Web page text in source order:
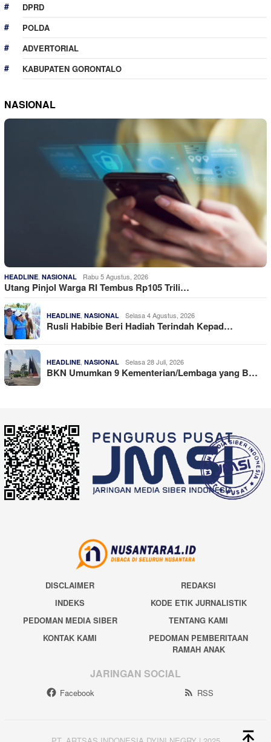
DPRD
POLDA
ADVERTORIAL
KABUPATEN GORONTALO
NASIONAL
HEADLINE NASIONAL Rabu 5 Agustus, 2026
Utang Pinjol Warga RI Tembus Rp105 Trili…
HEADLINE NASIONAL Selasa 4 Agustus, 2026
Rusli Habibie Beri Hadiah Terindah Kepad…
HEADLINE NASIONAL Selasa 28 Juli, 2026
BKN Umumkan 9 Kementerian/Lembaga yang B…
DISCLAIMER
REDAKSI
INDEKS
KODE ETIK JURNALISTIK
PEDOMAN MEDIA SIBER
TENTANG KAMI
KONTAK KAMI
PEDOMAN PEMBERITAAN
RAMAH ANAK
JARINGAN SOCIAL
Facebook RSS